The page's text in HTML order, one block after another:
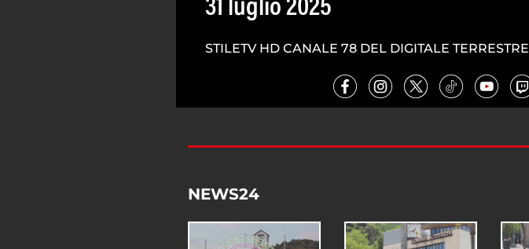
31 luglio 2025
STILETV HD CANALE 78 DEL DIGITALE TERRESTRE
NEWS24